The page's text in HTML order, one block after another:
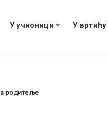
У учионици У вртићу
родитеље